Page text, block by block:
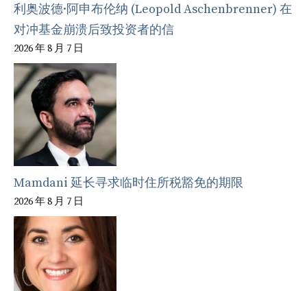
利奥波德·阿申布伦纳 (Leopold Aschenbrenner) 在
对冲基金崩溃后致投资者的信
2026 年 8 月 7 日
Mamdani 延长寻求临时住所税豁免的期限
2026 年 8 月 7 日